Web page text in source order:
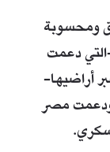
ومحسوبة
التي دعمت
أراضيها-
ودعمت مصر